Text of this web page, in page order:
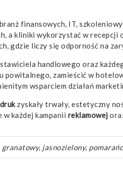
finansowych, IT,
a kliniki wykorzystać w recepcji
gdzie liczy się odporność na
handlowego oraz
powitalnego, zamieścić w
wsparciem działań
zyskały trwały, estetyczny
w każdej kampanii reklamowej
granatowy, jasnozielony,